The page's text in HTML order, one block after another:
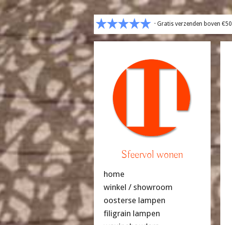
· Gratis verzenden boven €50
Sfeervol wonen
home
winkel / showroom
oosterse lampen
filigrain lampen